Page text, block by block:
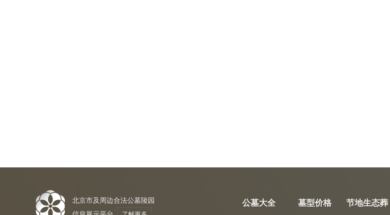
北京市及周边合法公墓陵园
公墓大全 墓型价格 节地生态葬